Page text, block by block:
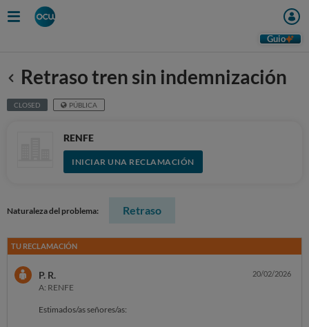
Guio
Anterior
Retraso tren sin indemnización
CLOSED PÚBLICA
RENFE
INICIAR UNA RECLAMACIÓN
Naturaleza del problema: Retraso
TU RECLAMACIÓN
P. R.
A: RENFE
20/02/2026
Estimados/as señores/as: